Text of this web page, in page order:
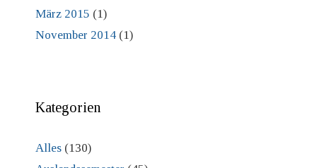
März 2015 (1)
November 2014 (1)
Kategorien
Alles (130)